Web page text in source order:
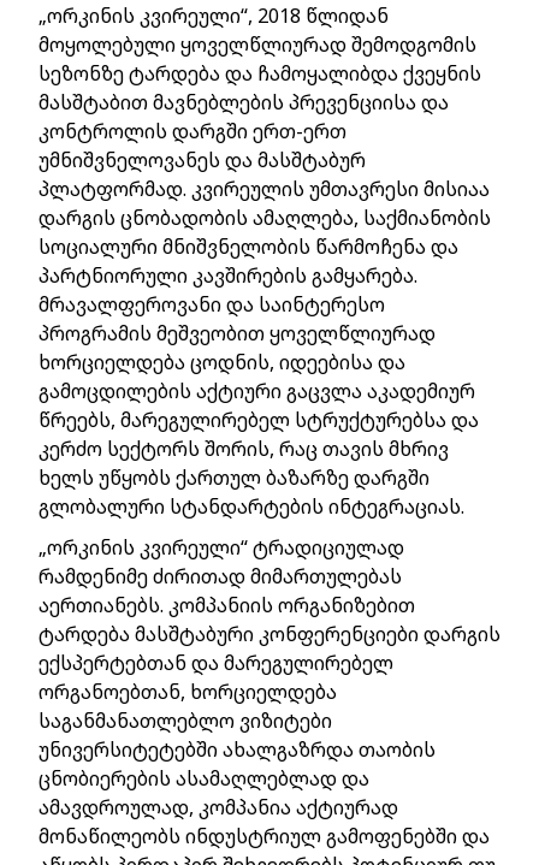
„ორკინის კვირეული“, 2018 წლიდან
მოყოლებული ყოველწლიურად შემოდგომის
სეზონზე ტარდება და ჩამოყალიბდა ქვეყნის
მასშტაბით მავნებლების პრევენციისა და
კონტროლის დარგში ერთ-ერთ
უმნიშვნელოვანეს და მასშტაბურ
პლატფორმად. კვირეულის უმთავრესი მისიაა
დარგის ცნობადობის ამაღლება, საქმიანობის
სოციალური მნიშვნელობის წარმოჩენა და
პარტნიორული კავშირების გამყარება.
მრავალფეროვანი და საინტერესო
პროგრამის მეშვეობით ყოველწლიურად
ხორციელდება ცოდნის, იდეებისა და
გამოცდილების აქტიური გაცვლა აკადემიურ
წრეებს, მარეგულირებელ სტრუქტურებსა და
კერძო სექტორს შორის, რაც თავის მხრივ
ხელს უწყობს ქართულ ბაზარზე დარგში
გლობალური სტანდარტების ინტეგრაციას.
„ორკინის კვირეული“ ტრადიციულად
რამდენიმე ძირითად მიმართულებას
აერთიანებს. კომპანიის ორგანიზებით
ტარდება მასშტაბური კონფერენციები დარგის
ექსპერტებთან და მარეგულირებელ
ორგანოებთან, ხორციელდება
საგანმანათლებლო ვიზიტები
უნივერსიტეტებში ახალგაზრდა თაობის
ცნობიერების ასამაღლებლად და
ამავდროულად, კომპანია აქტიურად
მონაწილეობს ინდუსტრიულ გამოფენებში და